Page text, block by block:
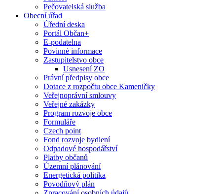
Pečovatelská služba
Obecní úřad
Úřední deska
Portál Občan+
E-podatelna
Povinné informace
Zastupitelstvo obce
Usnesení ZO
Právní předpisy obce
Dotace z rozpočtu obce Kameničky
Veřejnoprávní smlouvy
Veřejné zakázky
Program rozvoje obce
Formuláře
Czech point
Fond rozvoje bydlení
Odpadové hospodářství
Platby občanů
Územní plánování
Energetická politika
Povodňový plán